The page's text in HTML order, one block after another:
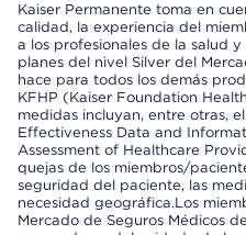
Kaiser Permanente toma en
calidad, la experiencia del
a los profesionales de la salud
planes del nivel Silver del
hace para todos los demás
KFHP (Kaiser Foundation
medidas incluyan, entre otras,
Effectiveness Data and
Assessment of Healthcare
quejas de los miembros/
seguridad del paciente, las
necesidad geográfica.Los
Mercado de Seguros Médicos